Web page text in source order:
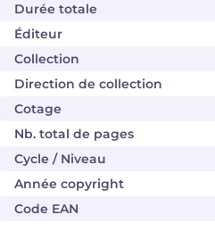
Durée totale
Éditeur
Collection
Direction de collection
Cotage
Nb. total de pages
Cycle / Niveau
Année copyright
Code EAN